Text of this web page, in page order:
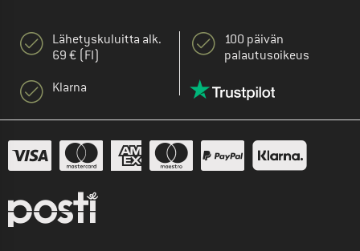
Lähetyskuluitta alk.
69 € (FI)
Klarna
100 päivän
palautusoikeus